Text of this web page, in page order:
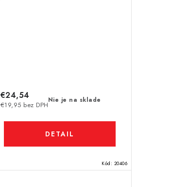
Nie je na sklade
€19,95 bez DPH
€24,54
DETAIL
Kód: 20406